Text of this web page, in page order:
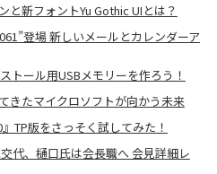
と新フォントYu Gothic UIとは？
登場 新しいメールとカレンダーア
トール用USBメモリーを作ろう！
きたマイクロソフトが向かう未来
TP版をさっそく試してみた！
代、樋口氏は会長職へ 会見詳細レ